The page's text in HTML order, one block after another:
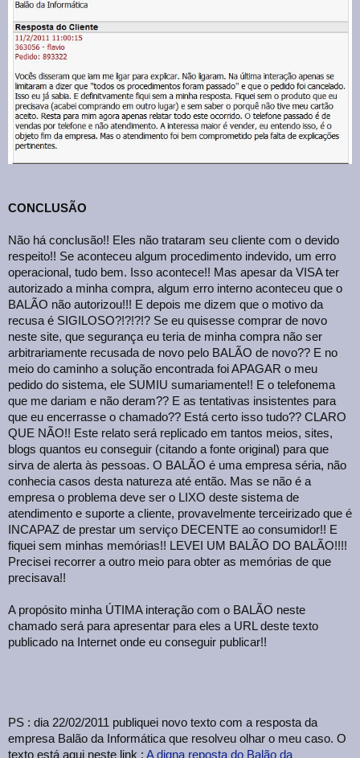
CONCLUSÃO
Não há conclusão!! Eles não trataram seu cliente com o devido
respeito!! Se aconteceu algum procedimento indevido, um erro
operacional, tudo bem. Isso acontece!! Mas apesar da VISA ter
autorizado a minha compra, algum erro interno aconteceu que o
BALÃO não autorizou!!! E depois me dizem que o motivo da
recusa é SIGILOSO?!?!?!? Se eu quisesse comprar de novo
neste site, que segurança eu teria de minha compra não ser
arbitrariamente recusada de novo pelo BALÃO de novo?? E no
meio do caminho a solução encontrada foi APAGAR o meu
pedido do sistema, ele SUMIU sumariamente!! E o telefonema
que me dariam e não deram?? E as tentativas insistentes para
que eu encerrasse o chamado?? Está certo isso tudo?? CLARO
QUE NÃO!! Este relato será replicado em tantos meios, sites,
blogs quantos eu conseguir (citando a fonte original) para que
sirva de alerta às pessoas. O BALÃO é uma empresa séria, não
conhecia casos desta natureza até então. Mas se não é a
empresa o problema deve ser o LIXO deste sistema de
atendimento e suporte a cliente, provavelmente terceirizado que é
INCAPAZ de prestar um serviço DECENTE ao consumidor!! E
fiquei sem minhas memórias!! LEVEI UM BALÃO DO BALÃO!!!!
Precisei recorrer a outro meio para obter as memórias de que
precisava!!
A propósito minha ÚTIMA interação com o BALÃO neste
chamado será para apresentar para eles a URL deste texto
publicado na Internet onde eu conseguir publicar!!
PS : dia 22/02/2011 publiquei novo texto com a resposta da
empresa Balão da Informática que resolveu olhar o meu caso. O
texto está aqui neste link : A digna reposta do Balão da